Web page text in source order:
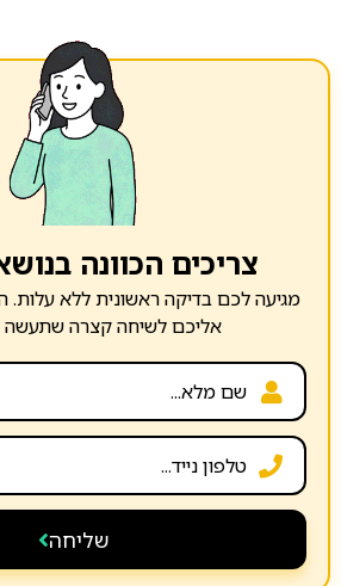
צריכים הכוונה
מגיעה לכם בדיקה ראשונית ללא עלות.
אליכם לשיחה קצרה
שליחה